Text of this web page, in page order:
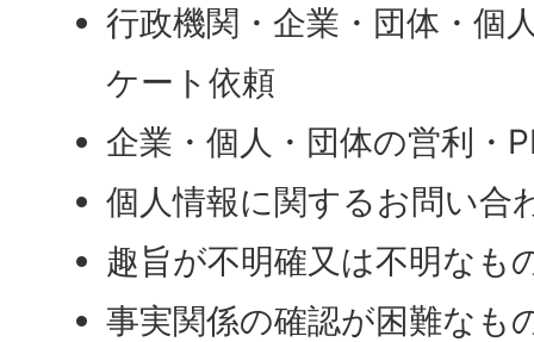
行政機関・企業・団体・個
ケート依頼
企業・個人・団体の営利・
個人情報に関するお問い合
趣旨が不明確又は不明なも
事実関係の確認が困難なも